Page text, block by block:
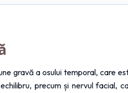
gravă a osului temporal, care
precum și nervul